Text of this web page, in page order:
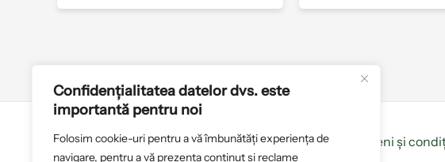
Confidențialitatea datelor dvs. este
importantă pentru noi
Folosim cookie-uri pentru a vă îmbunătăți experiența de
navigare, pentru a vă prezenta conținut și reclame
Politica de cookies Termeni și